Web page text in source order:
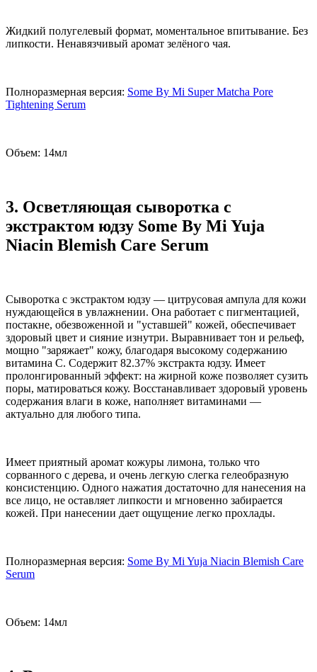
Жидкий полугелевый формат, моментальное впитывание. Без
липкости. Ненавязчивый аромат зелёного чая.
Полноразмерная версия: Some By Mi Super Matcha Pore
Tightening Serum
Объем: 14мл
3. Осветляющая сыворотка с
экстрактом юдзу Some By Mi Yuja
Niacin Blemish Care Serum
Сыворотка с экстрактом юдзу — цитрусовая ампула для кожи
нуждающейся в увлажнении. Она работает с пигментацией,
постакне, обезвоженной и "уставшей" кожей, обеспечивает
здоровый цвет и сияние изнутри. Выравнивает тон и рельеф,
мощно "заряжает" кожу, благодаря высокому содержанию
витамина C. Содержит 82.37% экстракта юдзу. Имеет
пролонгированный эффект: на жирной коже позволяет сузить
поры, матироваться кожу. Восстанавливает здоровый уровень
содержания влаги в коже, наполняет витаминами —
актуально для любого типа.
Имеет приятный аромат кожуры лимона, только что
сорванного с дерева, и очень легкую слегка гелеобразную
консистенцию. Одного нажатия достаточно для нанесения на
все лицо, не оставляет липкости и мгновенно забирается
кожей. При нанесении дает ощущение легко прохлады.
Полноразмерная версия: Some By Mi Yuja Niacin Blemish Care
Serum
Объем: 14мл